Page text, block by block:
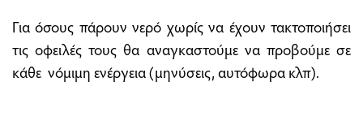
Για όσους πάρουν νερό χωρίς να έχουν τακτοποιήσει
τις οφειλές τους θα αναγκαστούμε να προβούμε σε
κάθε νόμιμη ενέργεια (μηνύσεις, αυτόφωρα κλπ).